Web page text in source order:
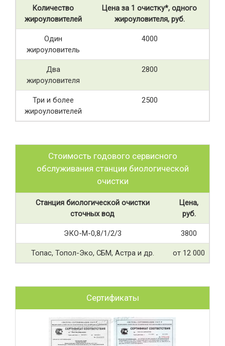
Количество
жироуловителей
Цена за 1 очистку*, одного
жироуловителя, руб.
Один
жироуловитель
4000
Два
жироуловителя
2800
Три и более
жироуловителей
2500
Стоимость годового сервисного
обслуживания станции биологической
очистки
Станция биологической очистки
сточных вод
Цена,
руб.
ЭКО-М-0,8/1/2/3 3800
Топас, Топол-Эко, СБМ, Астра и др. от 12 000
Сертификаты